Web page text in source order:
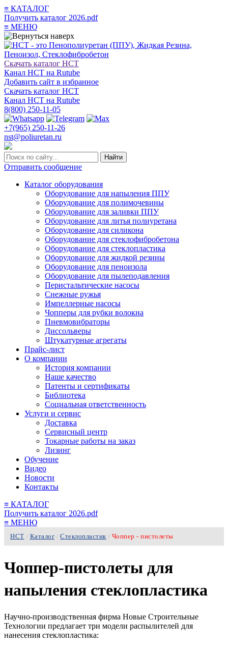
≡ КАТАЛОГ
Получить каталог 2026.pdf
≡ МЕНЮ
Скачать каталог НСТ
Канал НСТ на Rutube
Добавить сайт в избранное
Скачать каталог НСТ
Канал НСТ на Rutube
8(800) 250-11-05
+7(965) 250-11-26
nst@poliuretan.ru
Найти
Отправить сообщение
Каталог оборудования
Оборудование для напыления ППУ
Оборудование для полимочевины
Оборудование для заливки ППУ
Оборудование для литья полиуретана
Оборудование для силикона
Оборудование для стеклофибробетона
Оборудование для стеклопластика
Оборудование для жидкой резины
Оборудование для пеноизола
Оборудование для пылеподавления
Перистальтические насосы
Снежные ружья
Импеллерные насосы
Чопперы для рубки волокна
Пневмовибраторы
Диссольверы
Штукатурные агрегаты
Прайс-лист
О компании
История компании
Наше качество
Патенты и сертификаты
Библиотека
Социальная ответственность
Услуги и сервис
Доставка
Сервисный центр
Токарные работы на заказ
Лизинг
Обучение
Видео
Новости
Контакты
≡ КАТАЛОГ
Получить каталог 2026.pdf
≡ МЕНЮ
НСТ / Каталог / Стеклопластик / Чоппер - пистолеты
Чоппер-пистолеты для
напыления стеклопластика
Научно-производственная фирма Новые Строительные
Технологии предлагает три модели распылителей для
нанесения стеклопластика: